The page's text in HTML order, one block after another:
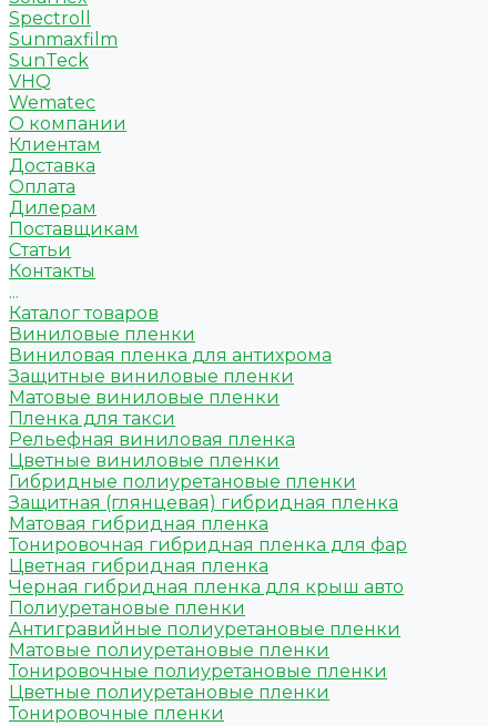
Spectroll
Sunmaxfilm
SunTeck
VHQ
Wematec
О компании
Клиентам
Доставка
Оплата
Дилерам
Поставщикам
Статьи
Контакты
...
Каталог товаров
Виниловые пленки
Виниловая пленка для антихрома
Защитные виниловые пленки
Матовые виниловые пленки
Пленка для такси
Рельефная виниловая пленка
Цветные виниловые пленки
Гибридные полиуретановые пленки
Защитная (глянцевая) гибридная пленка
Матовая гибридная пленка
Тонировочная гибридная пленка для фар
Цветная гибридная пленка
Черная гибридная пленка для крыш авто
Полиуретановые пленки
Антигравийные полиуретановые пленки
Матовые полиуретановые пленки
Тонировочные полиуретановые пленки
Цветные полиуретановые пленки
Тонировочные пленки